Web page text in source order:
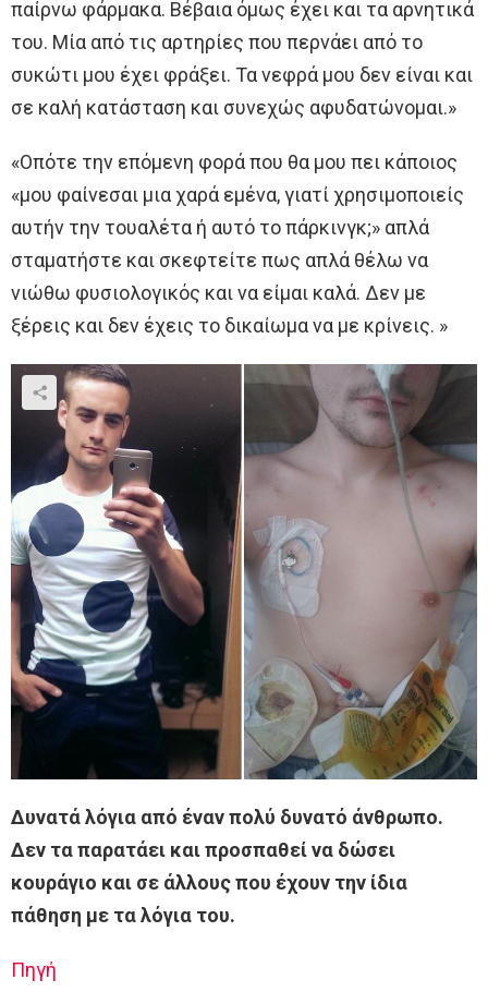
παίρνω φάρμακα. Βέβαια όμως έχει και τα αρνητικά
του. Μία από τις αρτηρίες που περνάει από το
συκώτι μου έχει φράξει. Τα νεφρά μου δεν είναι και
σε καλή κατάσταση και συνεχώς αφυδατώνομαι.»
«Οπότε την επόμενη φορά που θα μου πει κάποιος
«μου φαίνεσαι μια χαρά εμένα, γιατί χρησιμοποιείς
αυτήν την τουαλέτα ή αυτό το πάρκινγκ;» απλά
σταματήστε και σκεφτείτε πως απλά θέλω να
νιώθω φυσιολογικός και να είμαι καλά. Δεν με
ξέρεις και δεν έχεις το δικαίωμα να με κρίνεις. »
Δυνατά λόγια από έναν πολύ δυνατό άνθρωπο.
Δεν τα παρατάει και προσπαθεί να δώσει
κουράγιο και σε άλλους που έχουν την ίδια
πάθηση με τα λόγια του.
Πηγή